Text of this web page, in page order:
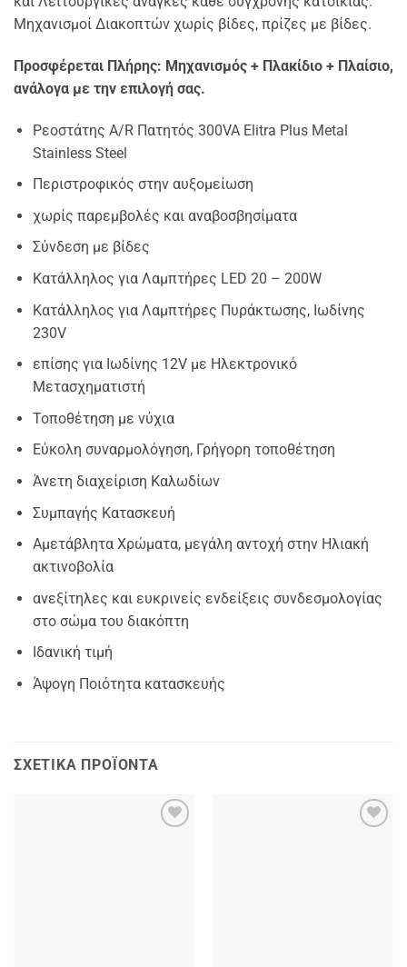
Μηχανισμοί Διακοπτών χωρίς βίδες, πρίζες με βίδες.
Προσφέρεται Πλήρης: Μηχανισμός + Πλακίδιο + Πλαίσιο,
ανάλογα με την επιλογή σας.
Ρεοστάτης A/R Πατητός 300VA Elitra Plus Metal
Stainless Steel
Περιστροφικός στην αυξομείωση
χωρίς παρεμβολές και αναβοσβησίματα
Σύνδεση με βίδες
Κατάλληλος για Λαμπτήρες LED 20 – 200W
Κατάλληλος για Λαμπτήρες Πυράκτωσης, Ιωδίνης
230V
επίσης για Ιωδίνης 12V με Ηλεκτρονικό
Μετασχηματιστή
Τοποθέτηση με νύχια
Εύκολη συναρμολόγηση, Γρήγορη τοποθέτηση
Άνετη διαχείριση Καλωδίων
Συμπαγής Κατασκευή
Αμετάβλητα Χρώματα, μεγάλη αντοχή στην Ηλιακή
ακτινοβολία
ανεξίτηλες και ευκρινείς ενδείξεις συνδεσμολογίας
στο σώμα του διακόπτη
Ιδανική τιμή
Άψογη Ποιότητα κατασκευής
ΣΧΕΤΙΚΆ ΠΡΟΪΌΝΤΑ